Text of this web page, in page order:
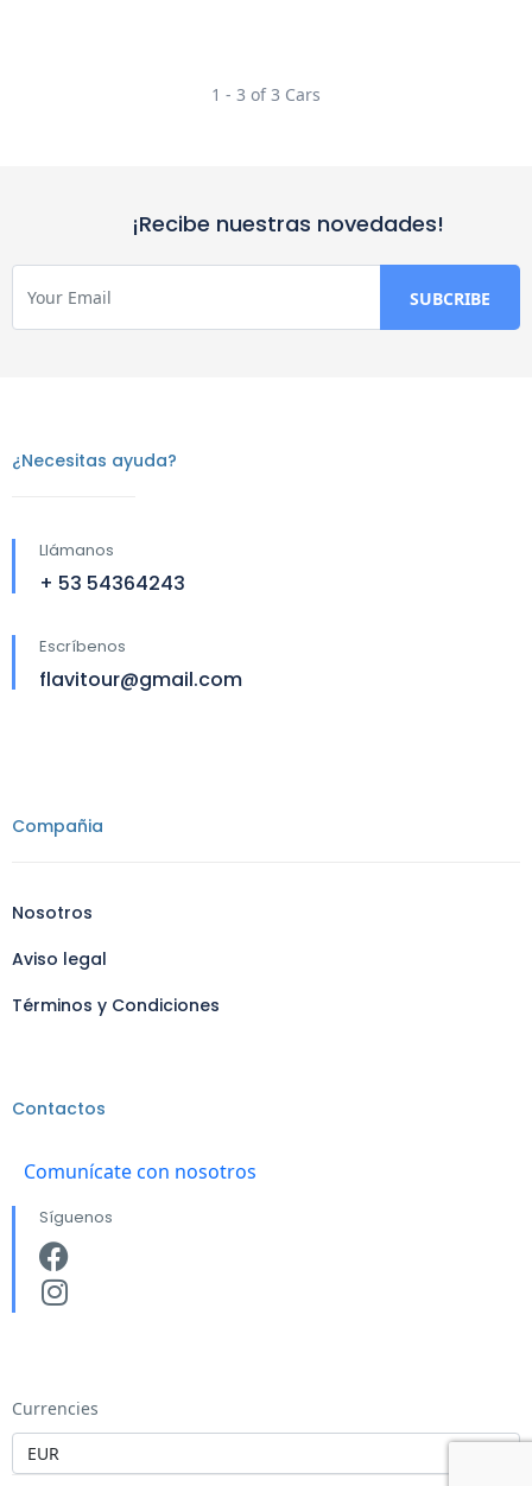
1 - 3 of 3 Cars
¡Recibe nuestras novedades!
¿Necesitas ayuda?
Llámanos
+ 53 54364243
Escríbenos
flavitour@gmail.com
Compañia
Nosotros
Aviso legal
Términos y Condiciones
Contactos
Comunícate con nosotros
Síguenos
Currencies